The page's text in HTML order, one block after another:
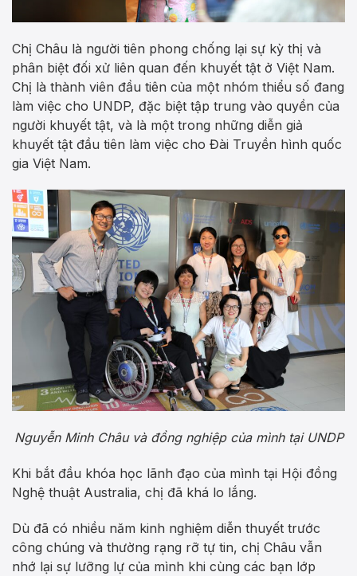
Chị Châu là người tiên phong chống lại sự kỳ thị và
phân biệt đối xử liên quan đến khuyết tật ở Việt Nam.
Chị là thành viên đầu tiên của một nhóm thiểu số đang
làm việc cho UNDP, đặc biệt tập trung vào quyền của
người khuyết tật, và là một trong những diễn giả
khuyết tật đầu tiên làm việc cho Đài Truyền hình quốc
gia Việt Nam.
Nguyễn Minh Châu và đồng nghiệp của mình tại UNDP
Khi bắt đầu khóa học lãnh đạo của mình tại Hội đồng
Nghệ thuật Australia, chị đã khá lo lắng.
Dù đã có nhiều năm kinh nghiệm diễn thuyết trước
công chúng và thường rạng rỡ tự tin, chị Châu vẫn
nhớ lại sự lưỡng lự của mình khi cùng các bạn lớp